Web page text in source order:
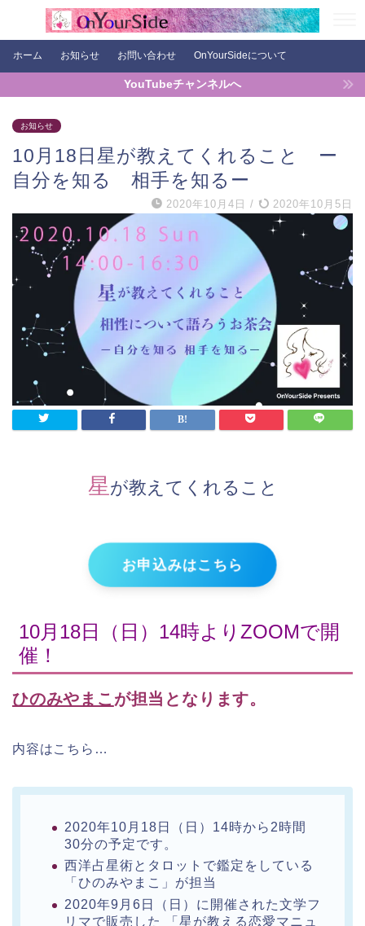
ホーム お知らせ お問い合わせ OnYourSideについて
YouTubeチャンネルへ
お知らせ
10月18日星が教えてくれること ー
自分を知る 相手を知るー
2020年10月4日 / 2020年10月5日
星が教えてくれること
お申込みはこちら
10月18日（日）14時よりZOOMで開
催！
ひのみやまこ が担当となります。
内容はこちら…
2020年10月18日（日）14時から2時間
30分の予定です。
西洋占星術とタロットで鑑定をしている
「ひのみやまこ」が担当
2020年9月6日（日）に開催された文学フ
リマで販売した 「星が教える恋愛マニュ